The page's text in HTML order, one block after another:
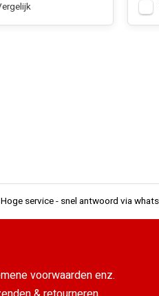
Hoge service- snel antwoord via
voorwaarden enz.